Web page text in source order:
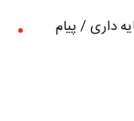
داری / پیام